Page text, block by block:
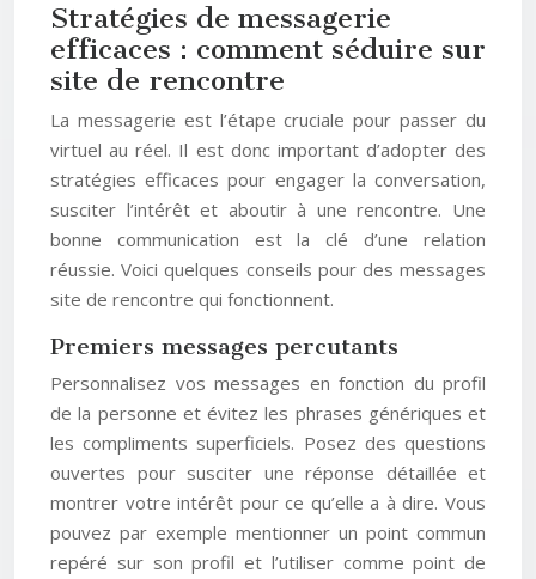
Stratégies de messagerie
efficaces : comment séduire sur
site de rencontre
La messagerie est l’étape cruciale pour passer du
virtuel au réel. Il est donc important d’adopter des
stratégies efficaces pour engager la conversation,
susciter l’intérêt et aboutir à une rencontre. Une
bonne communication est la clé d’une relation
réussie. Voici quelques conseils pour des messages
site de rencontre qui fonctionnent.
Premiers messages percutants
Personnalisez vos messages en fonction du profil
de la personne et évitez les phrases génériques et
les compliments superficiels. Posez des questions
ouvertes pour susciter une réponse détaillée et
montrer votre intérêt pour ce qu’elle a à dire. Vous
pouvez par exemple mentionner un point commun
repéré sur son profil et l’utiliser comme point de